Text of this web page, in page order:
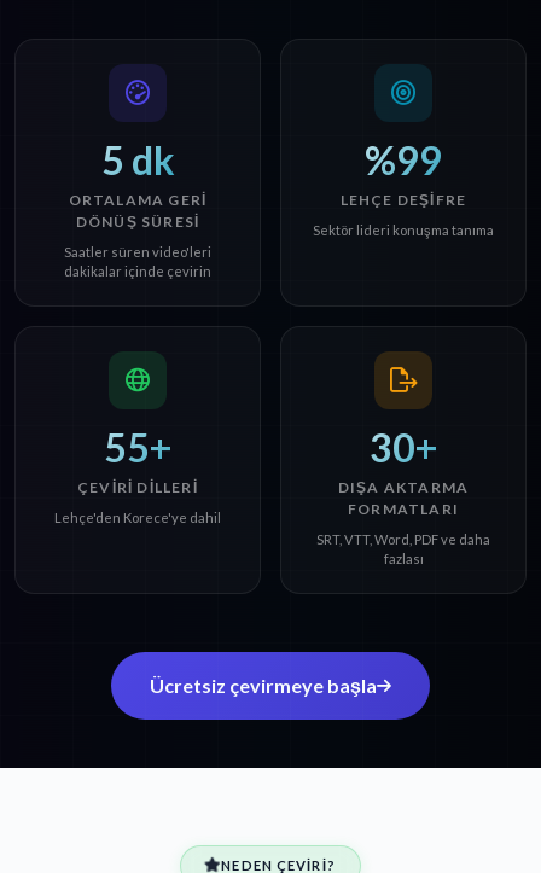
5 dk
ORTALAMA GERI
DÖNÜŞ SÜRESI
Saatler süren video'leri
dakikalar içinde çevirin
%99
LEHÇE DEŞIFRE
Sektör lideri konuşma tanıma
55+
ÇEVIRI DILLERI
Lehçe'den Korece'ye dahil
30+
DIŞA AKTARMA
FORMATLARI
SRT, VTT, Word, PDF ve daha
fazlası
Ücretsiz çevirmeye başla
NEDEN ÇEVIRI?